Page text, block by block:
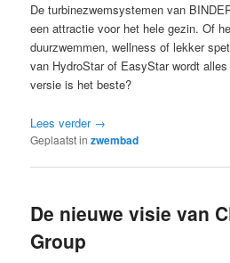
De turbinezwemsystemen van
een attractie voor het hele gezin. Of
duurzwemmen, wellness of lekker
van HydroStar of EasyStar wordt
versie is het beste?
Lees verder →
Geplaatst in zwembad
De nieuwe visie van
Group